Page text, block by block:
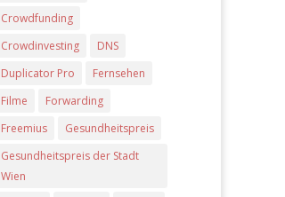
Crowdfunding
Crowdinvesting
DNS
Duplicator Pro
Fernsehen
Filme
Forwarding
Freemius
Gesundheitspreis
Gesundheitspreis der Stadt
Wien